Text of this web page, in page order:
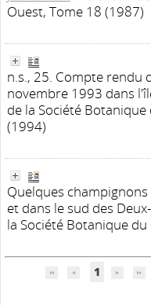
Ouest, Tome 18 (1987)
n.s., 25. Compte rendu
novembre 1993 dans
de la Société
(1994)
Quelques
et dans le sud des
la Société Botanique
1